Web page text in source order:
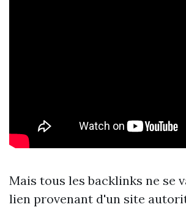
Mais tous les backlinks ne se
lien provenant d'un site